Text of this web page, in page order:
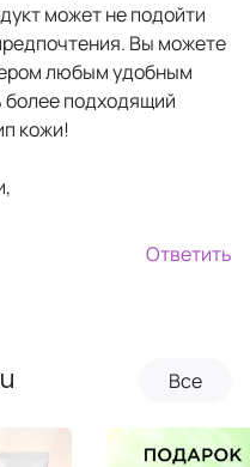
может не подойти
Вы можете
любым удобным
подходящий
кожи!
Ответить
Все